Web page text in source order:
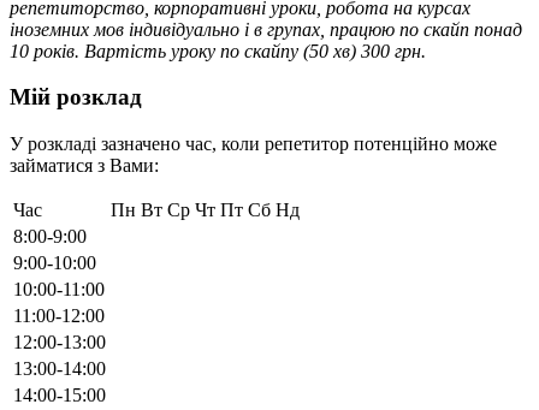
репетиторство, корпоративні уроки, робота на курсах
іноземних мов індивідуально і в групах, працюю по скайп понад
10 років. Вартість уроку по скайпу (50 хв) 300 грн.
Мій розклад
У розкладі зазначено час, коли репетитор потенційно може
займатися з Вами:
Час Пн Вт Ср Чт Пт Сб Нд
8:00-9:00
9:00-10:00
10:00-11:00
11:00-12:00
12:00-13:00
13:00-14:00
14:00-15:00